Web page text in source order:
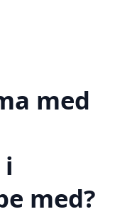
med
med?